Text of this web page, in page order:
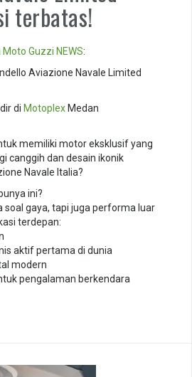
terbatas!
Moto Guzzi NEWS:
Aviazione Navale Limited
di Motoplex Medan
memiliki motor eksklusif yang
canggih dan desain ikonik
Navale Italia?
ini?
soal gaya, tapi juga performa luar
terdepan:
aktif pertama di dunia
modern
pengalaman berkendara